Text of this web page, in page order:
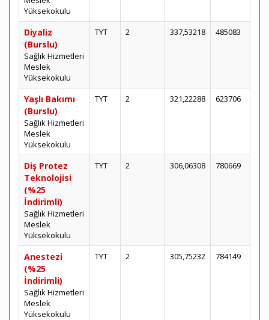
Yüksekokulu
Diyaliz
(Burslu)
Sağlık Hizmetleri
Meslek
Yüksekokulu
TYT 2 337,53218 485083
Yaşlı Bakımı
(Burslu)
Sağlık Hizmetleri
Meslek
Yüksekokulu
TYT 2 321,22288 623706
Diş Protez
Teknolojisi
(%25
İndirimli)
Sağlık Hizmetleri
Meslek
Yüksekokulu
TYT 2 306,06308 780669
Anestezi
(%25
İndirimli)
Sağlık Hizmetleri
Meslek
Yüksekokulu
TYT 2 305,75232 784149